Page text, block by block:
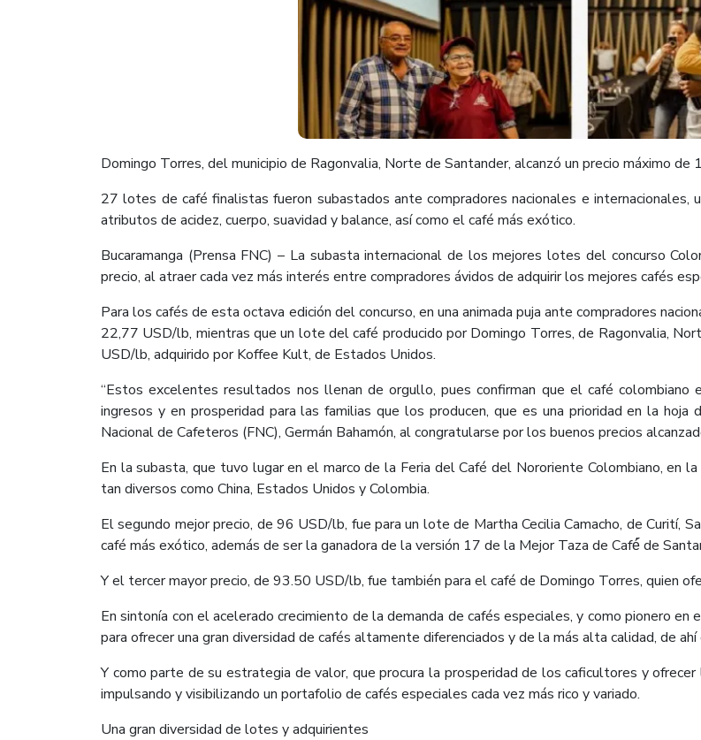
Domingo Torres, del municipio de Ragonvalia, Norte de Santander, alcanzó un precio máximo
27 lotes de café finalistas fueron subastados ante compradores nacionales e
atributos de acidez, cuerpo, suavidad y balance, así como el café más exótico.
Bucaramanga (Prensa FNC) – La subasta internacional de los mejores lotes del concurso
precio, al atraer cada vez más interés entre compradores ávidos de adquirir los mejores cafés
Para los cafés de esta octava edición del concurso, en una animada puja ante compradores
22,77 USD/lb, mientras que un lote del café producido por Domingo Torres, de Ragonvalia,
USD/lb, adquirido por Koffee Kult, de Estados Unidos.
“Estos excelentes resultados nos llenan de orgullo, pues confirman que el café
ingresos y en prosperidad para las familias que los producen, que es una prioridad en la
Nacional de Cafeteros (FNC), Germán Bahamón, al congratularse por los buenos precios
En la subasta, que tuvo lugar en el marco de la Feria del Café del Nororiente Colombiano, en
tan diversos como China, Estados Unidos y Colombia.
El segundo mejor precio, de 96 USD/lb, fue para un lote de Martha Cecilia Camacho, de Curití,
café más exótico, además de ser la ganadora de la versión 17 de la Mejor Taza de Café́́ de
Y el tercer mayor precio, de 93.50 USD/lb, fue también para el café de Domingo Torres, quien
En sintonía con el acelerado crecimiento de la demanda de cafés especiales, y como pionero
para ofrecer una gran diversidad de cafés altamente diferenciados y de la más alta calidad, de
Y como parte de su estrategia de valor, que procura la prosperidad de los caficultores y
impulsando y visibilizando un portafolio de cafés especiales cada vez más rico y variado.
Una gran diversidad de lotes y adquirientes